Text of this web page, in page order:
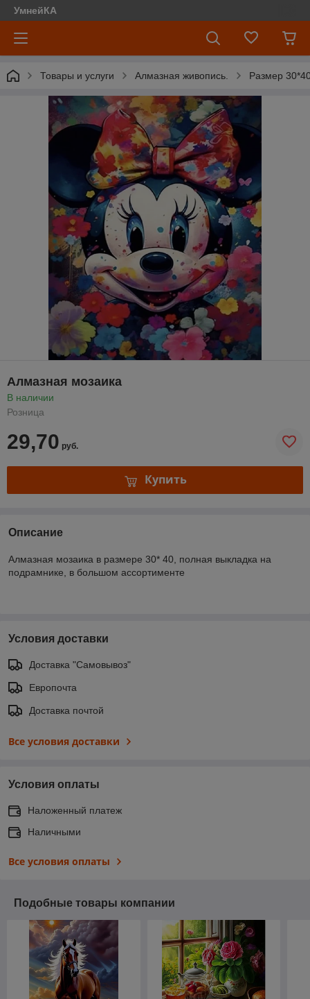
УмнейКА
Товары и услуги Алмазная живопись. Размер
Алмазная мозаика
В наличии
Розница
29,70 руб.
Купить
Описание
Алмазная мозаика в размере 30* 40, полная выкладка на
подрамнике, в большом ассортименте
Условия доставки
Доставка "Самовывоз"
Европочта
Доставка почтой
Все условия доставки
Условия оплаты
Наложенный платеж
Наличными
Все условия оплаты
Подобные товары компании